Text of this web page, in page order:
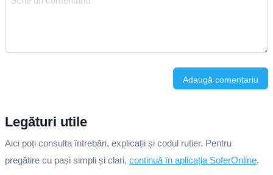
Adaugă comentariu
Legături utile
Aici poți consulta întrebări, explicații și codul rutier. Pentru
pregătire cu pași simpli și clari, continuă în aplicația SoferOnline.